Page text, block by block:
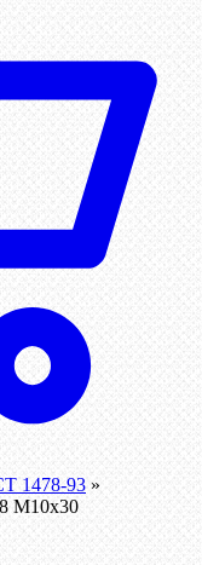
1478-93 »
М10х30